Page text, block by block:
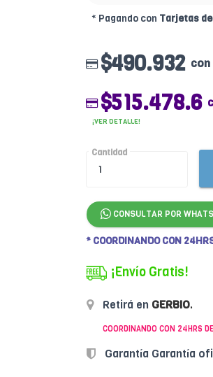
* Pagando con Tarjetas
$490.932 con
$515.478.6
¡VER DETALLE!
Cantidad
CONSULTAR POR
* COORDINANDO CON
¡Envío Gratis!
Retirá en GERBIO.
COORDINANDO CON 24HRS
Garantía Garantía